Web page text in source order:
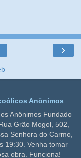
›
Anônimos
Anônimos Fundado
Grão Mogol, 502,
Senhora do Carmo,
19:30. Venha tomar
obra. Funciona!